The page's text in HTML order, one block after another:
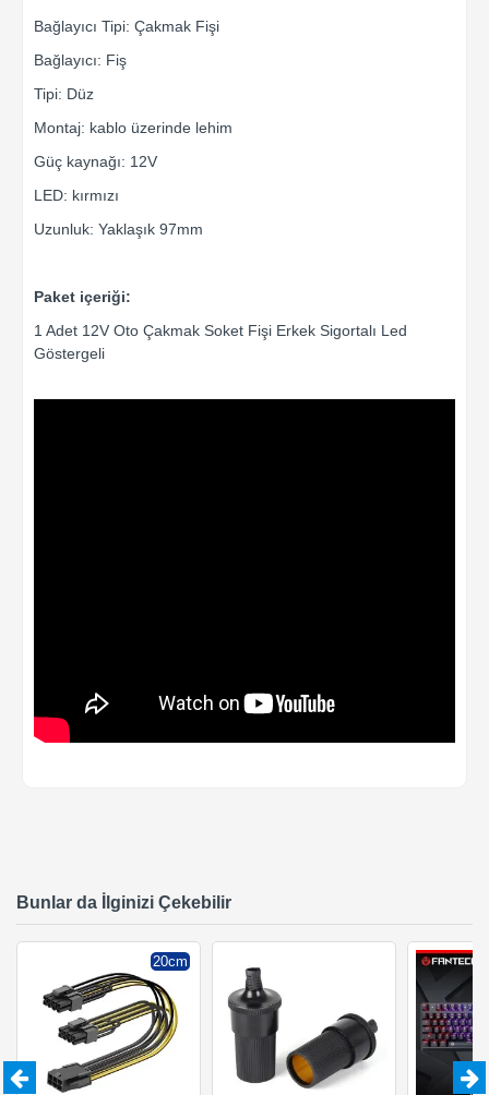
Bağlayıcı Tipi: Çakmak Fişi
Bağlayıcı: Fiş
Tipi: Düz
Montaj: kablo üzerinde lehim
Güç kaynağı: 12V
LED: kırmızı
Uzunluk: Yaklaşık 97mm
Paket içeriği:
1 Adet 12V Oto Çakmak Soket Fişi Erkek Sigortalı Led
Göstergeli
Bunlar da İlginizi Çekebilir
20cm